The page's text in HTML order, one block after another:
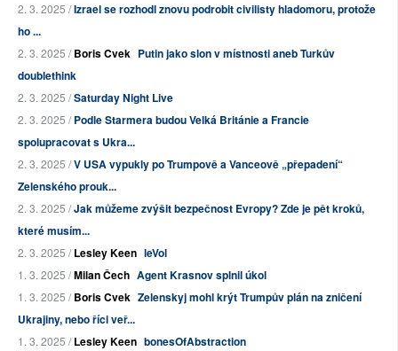
2. 3. 2025 /Izrael se rozhodl znovu podrobit civilisty hladomoru, protože
ho ...
2. 3. 2025 /Boris Cvek Putin jako slon v místnosti aneb Turkův
doublethink
2. 3. 2025 /Saturday Night Live
2. 3. 2025 /Podle Starmera budou Velká Británie a Francie
spolupracovat s Ukra...
2. 3. 2025 /V USA vypukly po Trumpově a Vanceově „přepadení“
Zelenského prouk...
2. 3. 2025 /Jak můžeme zvýšit bezpečnost Evropy? Zde je pět kroků,
které musím...
2. 3. 2025 /Lesley Keen leVol
1. 3. 2025 /Milan Čech Agent Krasnov splnil úkol
1. 3. 2025 /Boris Cvek Zelenskyj mohl krýt Trumpův plán na zničení
Ukrajiny, nebo říci veř...
1. 3. 2025 /Lesley Keen bonesOfAbstraction